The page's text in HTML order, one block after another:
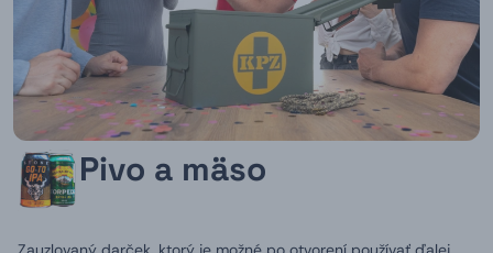
Pivo a mäso